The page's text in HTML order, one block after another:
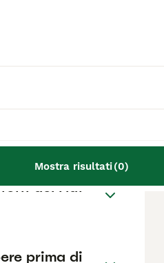
Mostra risultati(0)
di un Flat
del Flat
prima di